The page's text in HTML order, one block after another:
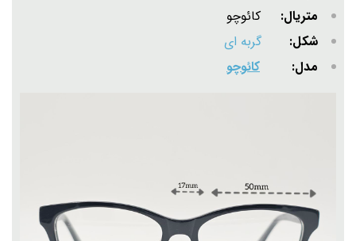
متریال:
کائوچو
شکل: گربه ای
مدل: کائوچو